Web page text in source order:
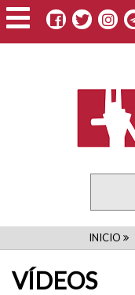
Pasar
al
contenido
INICIO
VÍDEOS